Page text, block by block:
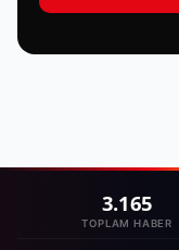
3.165
TOPLAM HABER